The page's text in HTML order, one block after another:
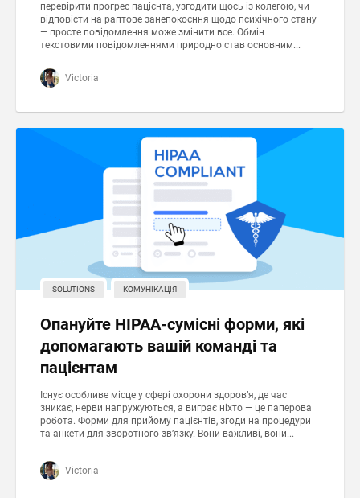
перевірити прогрес пацієнта, узгодити щось із колегою, чи
відповісти на раптове занепокоєння щодо психічного стану
— просте повідомлення може змінити все. Обмін
текстовими повідомленнями природно став основним...
Victoria
SOLUTIONS КОМУНІКАЦІЯ
Опануйте HIPAA-сумісні форми, які
допомагають вашій команді та
пацієнтам
Існує особливе місце у сфері охорони здоров’я, де час
зникає, нерви напружуються, а виграє ніхто — це паперова
робота. Форми для прийому пацієнтів, згоди на процедури
та анкети для зворотного зв’язку. Вони важливі, вони...
Victoria